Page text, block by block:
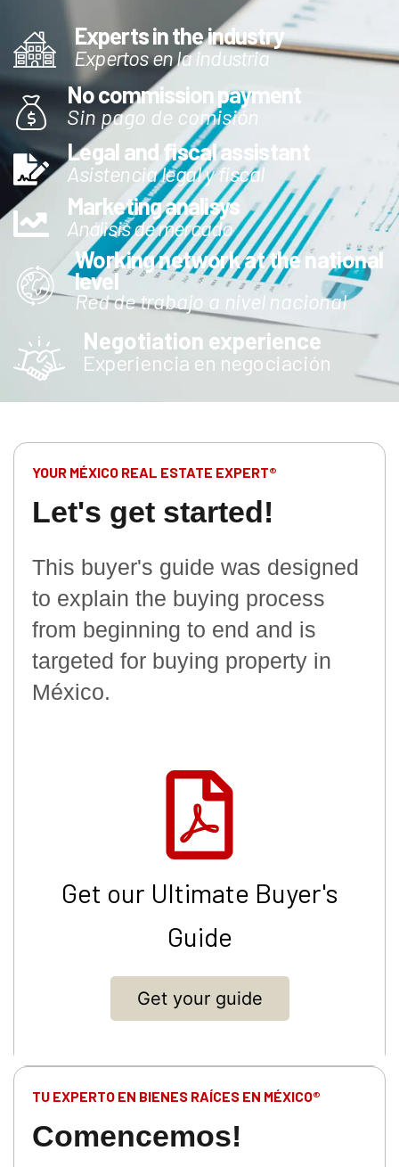
Experts in the industry
Expertos en la industria
No commission payment
Sin pago de comisión
Legal and fiscal assistant
Asistencia legal y fiscal
Marketing analisys
Análisis de mercado
Working network at the national
level
Red de trabajo a nivel nacional
Negotiation experience
Experiencia en negociación
TU EXPERTO EN BIENES RAÍCES EN MÉXICO®
Comencemos!
YOUR MÉXICO REAL ESTATE EXPERT®
Let's get started!
This buyer's guide was designed
to explain the buying process
from beginning to end and is
targeted for buying property in
México.
Get our Ultimate Buyer's
Guide
Get your guide